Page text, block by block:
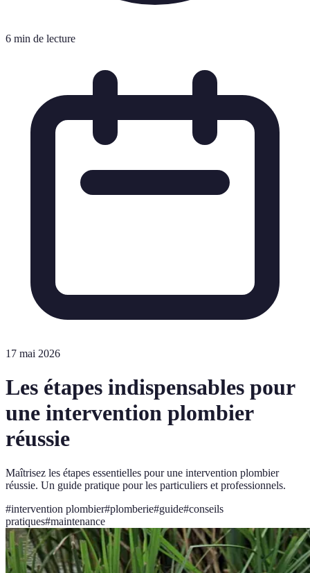
6 min de lecture
17 mai 2026
Les étapes indispensables pour
une intervention plombier
réussie
Maîtrisez les étapes essentielles pour une intervention plombier
réussie. Un guide pratique pour les particuliers et professionnels.
#intervention plombier#plomberie#guide#conseils
pratiques#maintenance